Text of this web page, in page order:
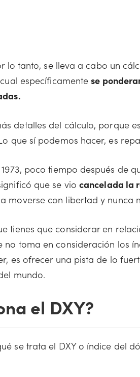
lo tanto, se lleva a cabo un
específicamentese
detalles del cálculo, porque
que sí podemos hacer, es
poco tiempo después de
que se vio cancelada la
moverse con libertad y nunca
tienes que considerar en
no toma en consideración los
es ofrecer una pista de lo
mundo.
el DXY?
se trata el DXY o índice del